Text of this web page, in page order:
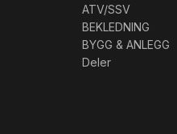
ATV/SSV
BEKLEDNING
BYGG & ANLEGG
Deler